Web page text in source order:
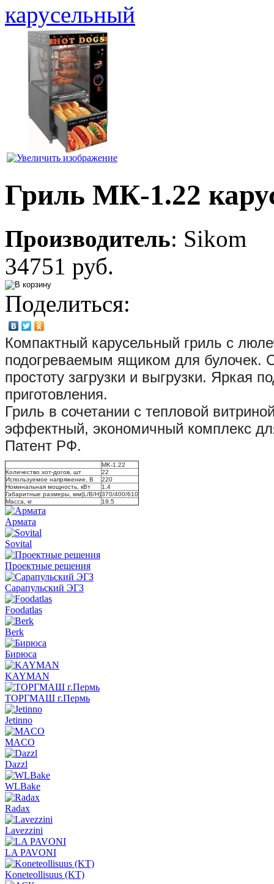
карусельный
Гриль МК-1.22
Производитель: Sikom
34751 руб.
Поделиться:
Компактный карусельный гриль с
подогреваемым ящиком для булочек.
простоту загрузки и выгрузки. Яркая
приготовления.
Гриль в сочетании с тепловой
эффектный, экономичный комплекс
Патент РФ.
MK-1.22
Количество хот-догов, шт
22
Используемое напряжение, В
220
Номинальная мощность, кВт
1,4
Габаритные размеры, мм(L/B/H)370/400/610
Масса, кг
19,5
Армата
Sovital
Проектные решения
Сарапульский ЭГЗ
Foodatlas
Berk
Бирюса
KAYMAN
ТОРГМАШ г.Пермь
Jetinno
MACO
Dazzl
WLBake
Radax
Lavezzini
LA PAVONI
Koneteollisuus (KT)